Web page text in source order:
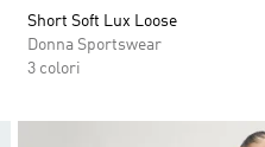
Short Soft Lux Loose
Donna Sportswear
3 colori